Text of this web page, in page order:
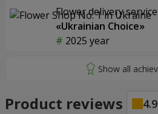
Flower delivery service
«Ukrainian Choice»
2025 year
Product reviews 4.9